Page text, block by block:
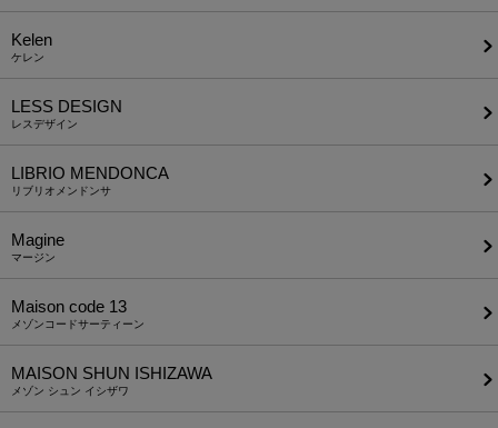
Kelen
ケレン
LESS DESIGN
レスデザイン
LIBRIO MENDONCA
リブリオメンドンサ
Magine
マージン
Maison code 13
メゾンコードサーティーン
MAISON SHUN ISHIZAWA
メゾン シュン イシザワ